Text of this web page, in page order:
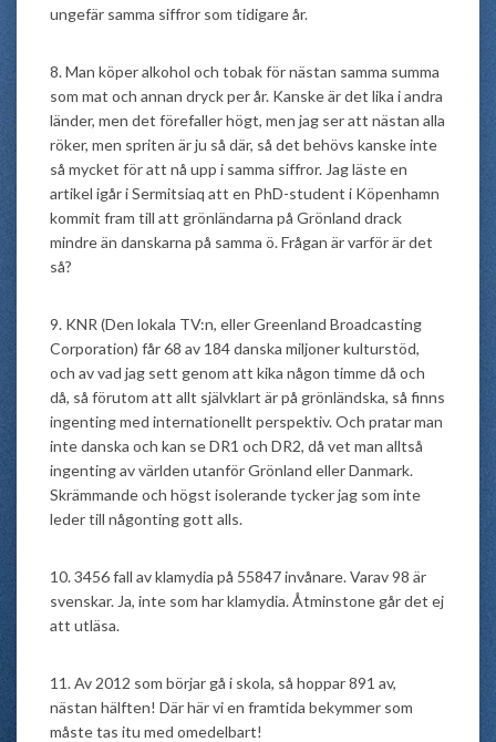
ungefär samma siffror som tidigare år.
8. Man köper alkohol och tobak för nästan samma summa
som mat och annan dryck per år. Kanske är det lika i andra
länder, men det förefaller högt, men jag ser att nästan alla
röker, men spriten är ju så där, så det behövs kanske inte
så mycket för att nå upp i samma siffror. Jag läste en
artikel igår i Sermitsiaq att en PhD-student i Köpenhamn
kommit fram till att grönländarna på Grönland drack
mindre än danskarna på samma ö. Frågan är varför är det
så?
9. KNR (Den lokala TV:n, eller Greenland Broadcasting
Corporation) får 68 av 184 danska miljoner kulturstöd,
och av vad jag sett genom att kika någon timme då och
då, så förutom att allt självklart är på grönländska, så finns
ingenting med internationellt perspektiv. Och pratar man
inte danska och kan se DR1 och DR2, då vet man alltså
ingenting av världen utanför Grönland eller Danmark.
Skrämmande och högst isolerande tycker jag som inte
leder till någonting gott alls.
10. 3456 fall av klamydia på 55847 invånare. Varav 98 är
svenskar. Ja, inte som har klamydia. Åtminstone går det ej
att utläsa.
11. Av 2012 som börjar gå i skola, så hoppar 891 av,
nästan hälften! Där här vi en framtida bekymmer som
måste tas itu med omedelbart!